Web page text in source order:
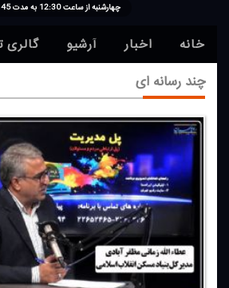
چهارشنبه از ساعت 12:30 به مدت 45 دقیقه
خانه اخبار آرشیو گالری
چند رسانه ای